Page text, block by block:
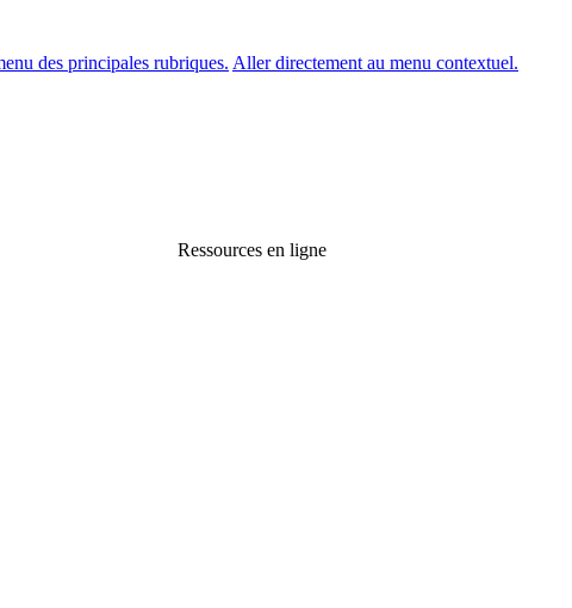
des principales rubriques. Aller directement au menu contextuel.
Ressources en ligne